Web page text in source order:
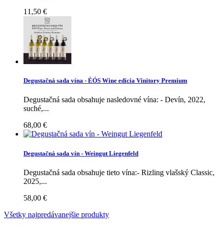
11,50 €
Degustačná sada vína - ÉÓS Wine edícia Vinitory Premium
Degustačná sada obsahuje nasledovné vína: - Devín, 2022,
suché,...
68,00 €
Degustačná sada vín - Weingut Liegenfeld
Degustačná sada obsahuje tieto vína:- Rizling vlašský Classic,
2025,...
58,00 €
Všetky najpredávanejšie produkty